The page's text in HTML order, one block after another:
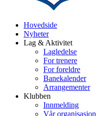
Hovedside
Nyheter
Lag & Aktivitet
Lagledelse
For trenere
For foreldre
Banekalender
Arrangementer
Klubben
Innmelding
Vår organisasjon